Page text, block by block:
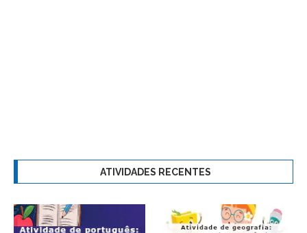
ATIVIDADES RECENTES